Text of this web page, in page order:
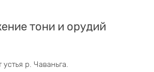
тони и орудий
р. Чаваньга.